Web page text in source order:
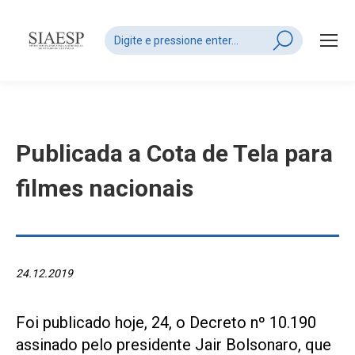
Search:
Publicada a Cota de Tela para
filmes nacionais
24.12.2019
Foi publicado hoje, 24, o Decreto nº 10.190
assinado pelo presidente Jair Bolsonaro, que